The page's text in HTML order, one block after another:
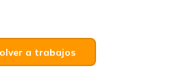
a trabajos